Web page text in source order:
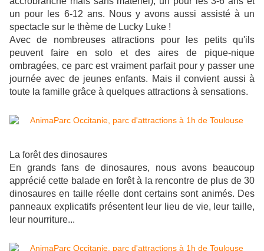
un pour les 6-12 ans. Nous y avons aussi assisté à un
spectacle sur le thème de Lucky Luke !
Avec de nombreuses attractions pour les petits qu'ils
peuvent faire en solo et des aires de pique-nique
ombragées, ce parc est vraiment parfait pour y passer une
journée avec de jeunes enfants. Mais il convient aussi à
toute la famille grâce à quelques attractions à sensations.
La forêt des dinosaures
En grands fans de dinosaures, nous avons beaucoup
apprécié cette balade en forêt à la rencontre de plus de 30
dinosaures en taille réelle dont certains sont animés. Des
panneaux explicatifs présentent leur lieu de vie, leur taille,
leur nourriture...